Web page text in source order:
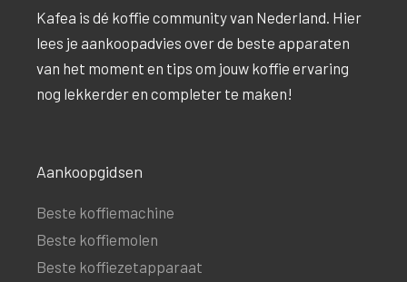
Kafea is dé koffie community van Nederland. Hier
lees je aankoopadvies over de beste apparaten
van het moment en tips om jouw koffie ervaring
nog lekkerder en completer te maken!
Aankoopgidsen
Beste koffiemachine
Beste koffiemolen
Beste koffiezetapparaat